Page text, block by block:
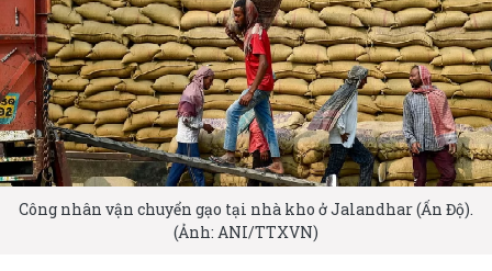
Công nhân vận chuyển gạo tại nhà kho ở Jalandhar (Ấn Độ).
(Ảnh: ANI/TTXVN)